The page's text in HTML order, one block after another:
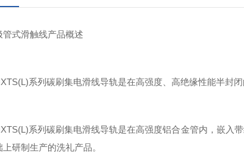
滑触线产品概述
系列碳刷集电滑线导轨是在高强度、高绝缘性能半封闭
系列碳刷集电滑线导轨是在高强度铝合金管内，嵌入
研制生产的洗礼产品。